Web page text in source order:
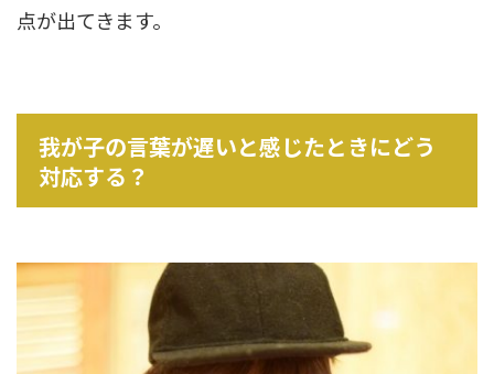
点が出てきます。
我が子の言葉が遅いと感じたときにどう
対応する？